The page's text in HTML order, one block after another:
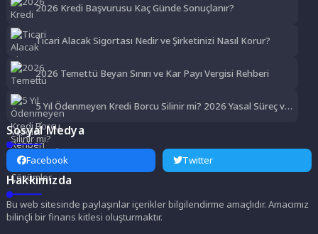
2026 Kredi Başvurusu Kaç Günde Sonuçlanır?
Ticari Alacak Sigortası Nedir ve Şirketinizi Nasıl Korur?
2026 Temettü Beyan Sınırı ve Kar Payı Vergisi Rehberi
5 Yıl Ödenmeyen Kredi Borcu Silinir mi? 2026 Yasal Süreç ve
Çözümler
Sosyal Medya
Facebook Twitter
Hakkımızda
Bu web sitesinde paylaşınlar içerikler bilgilendirme amaçlıdır. Amacımız
bilinçli bir finans kitlesi oluşturmaktır.